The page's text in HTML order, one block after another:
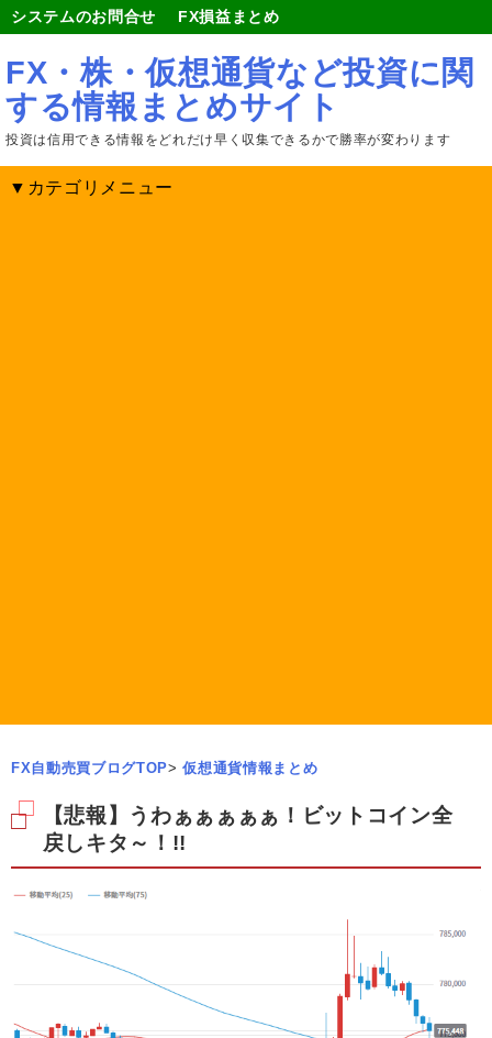
システムのお問合せ FX損益まとめ
FX・株・仮想通貨など投資に関
する情報まとめサイト
投資は信用できる情報をどれだけ早く収集できるかで勝率が変わります
▼カテゴリメニュー
FX自動売買ブログTOP> 仮想通貨情報まとめ
【悲報】うわぁぁぁぁぁ！ビットコイン全
戻しキタ～！!!